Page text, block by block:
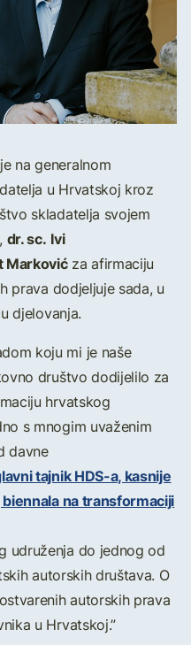
na generalnom
u Hrvatskoj kroz
skladatelja svojem
dr. sc. Ivi
Markovićza afirmaciju
prava dodjeljuje sada, u
djelovanja.
koju mi je naše
društvo dodijelilo za
hrvatskog
s mnogim uvaženim
davne
tajnik HDS-a, kasnije
na transformaciji
udruženja do jednog od
autorskih društava. O
autorskih prava
u Hrvatskoj.”